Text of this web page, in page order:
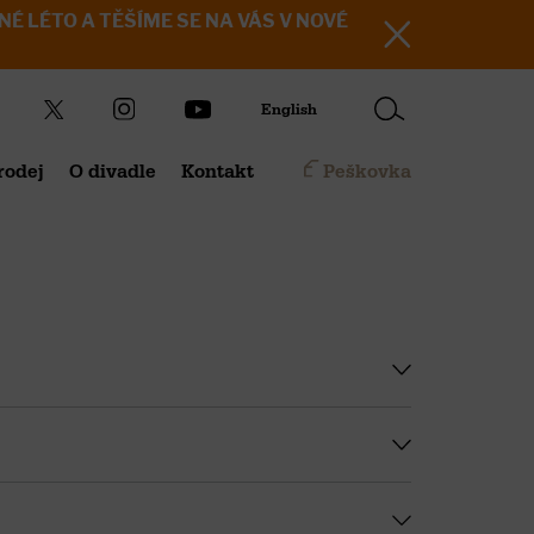
LÉTO A TĚŠÍME SE NA VÁS V NOVÉ
English
O divadle Kontakt Peškovka